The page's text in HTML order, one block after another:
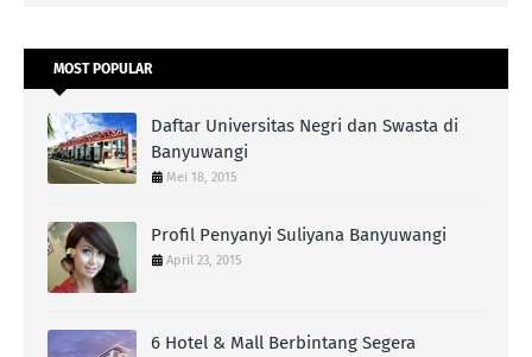
MOST POPULAR
Daftar Universitas Negri dan Swasta di
Banyuwangi
Mei 18, 2015
Profil Penyanyi Suliyana Banyuwangi
April 23, 2015
6 Hotel & Mall Berbintang Segera